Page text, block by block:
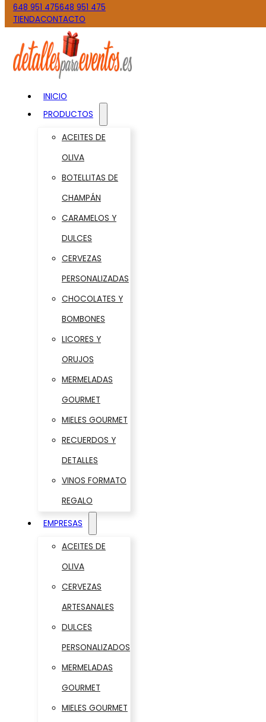
648 951 475648 951 475
TIENDACONTACTO
INICIO
PRODUCTOS
ACEITES DE
OLIVA
BOTELLITAS DE
CHAMPÁN
CARAMELOS Y
DULCES
CERVEZAS
PERSONALIZADAS
CHOCOLATES Y
BOMBONES
LICORES Y
ORUJOS
MERMELADAS
GOURMET
MIELES GOURMET
RECUERDOS Y
DETALLES
VINOS FORMATO
REGALO
EMPRESAS
ACEITES DE
OLIVA
CERVEZAS
ARTESANALES
DULCES
PERSONALIZADOS
MERMELADAS
GOURMET
MIELES GOURMET